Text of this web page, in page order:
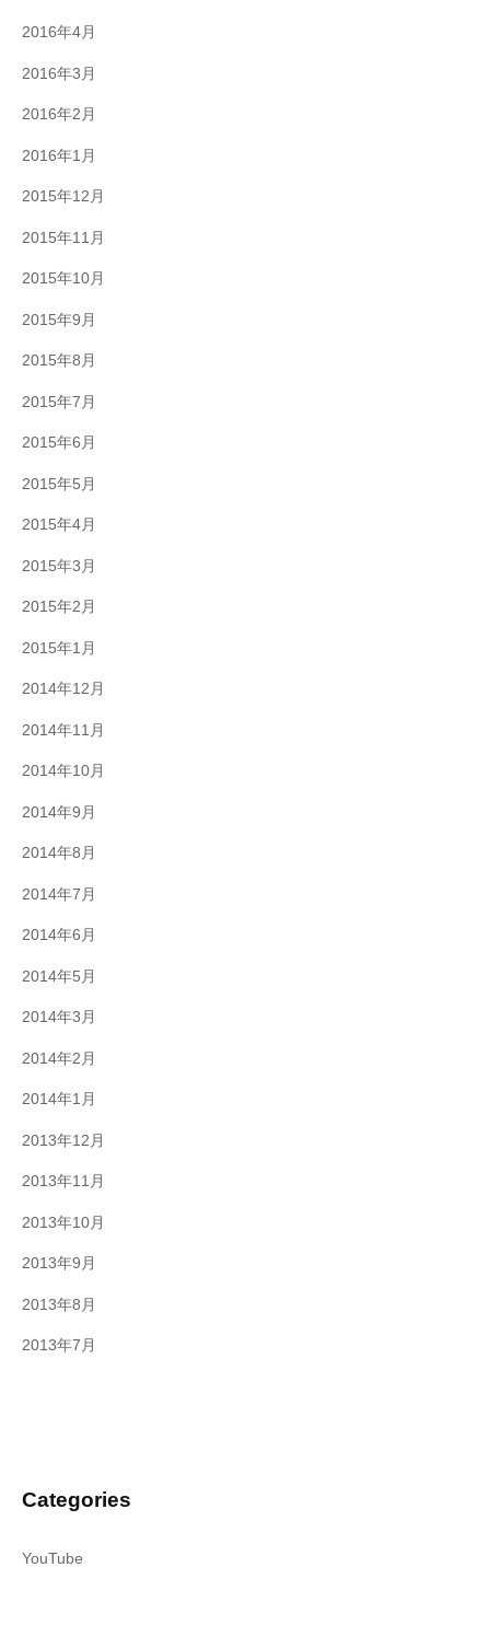
2016年4月
2016年3月
2016年2月
2016年1月
2015年12月
2015年11月
2015年10月
2015年9月
2015年8月
2015年7月
2015年6月
2015年5月
2015年4月
2015年3月
2015年2月
2015年1月
2014年12月
2014年11月
2014年10月
2014年9月
2014年8月
2014年7月
2014年6月
2014年5月
2014年3月
2014年2月
2014年1月
2013年12月
2013年11月
2013年10月
2013年9月
2013年8月
2013年7月
Categories
YouTube